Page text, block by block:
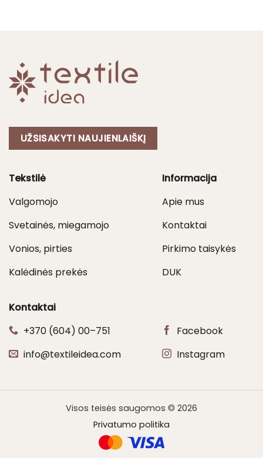
UŽSISAKYTI NAUJIENLAIŠKĮ
Tekstilė
Valgomojo
Svetainės, miegamojo
Vonios, pirties
Kalėdinės prekės
Informacija
Apie mus
Kontaktai
Pirkimo taisykės
DUK
Kontaktai
+370 (604) 00–751
info@textileidea.com
Facebook
Instagram
Visos teisės saugomos © 2026
Privatumo politika